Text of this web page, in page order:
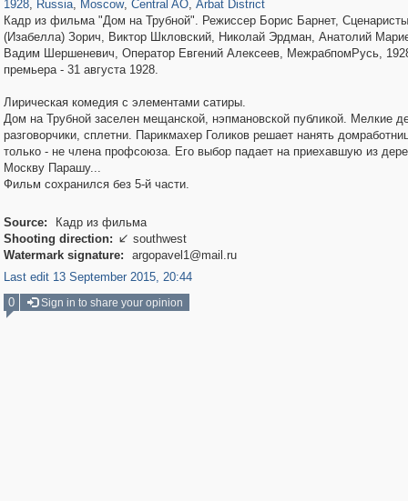
1928, Russia, Moscow, Central AO, Arbat District
Кадр из фильма "Дом на Трубной". Режиссер Борис Барнет,
(Изабелла) Зорич, Виктор Шкловский, Николай Эрдман, Анатолий
Вадим Шершеневич, Оператор Евгений Алексеев, МежрабпомРусь,
премьера - 31 августа 1928.
Лирическая комедия с элементами сатиры.
Дом на Трубной заселен мещанской, нэпмановской публикой. Мелкие
разговорчики, сплетни. Парикмахер Голиков решает нанять
только - не члена профсоюза. Его выбор падает на приехавшую из
Москву Парашу...
Фильм сохранился без 5-й части.
Source:
Кадр из фильма
Shooting direction:  southwest
Watermark signature:
argopavel1@mail.ru
Last edit 13 September 2015, 20:44
0
Sign in to share your opinion